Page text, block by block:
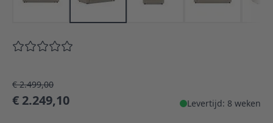
€ 2.499,00
€ 2.249,10 Levertijd: 8 weken